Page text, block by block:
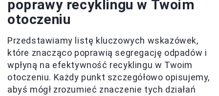
poprawy recyklingu w Twoim
otoczeniu
Przedstawiamy listę kluczowych wskazówek,
które znacząco poprawią segregację odpadów i
wpłyną na efektywność recyklingu w Twoim
otoczeniu. Każdy punkt szczegółowo opisujemy,
abyś mógł zrozumieć znaczenie tych działań